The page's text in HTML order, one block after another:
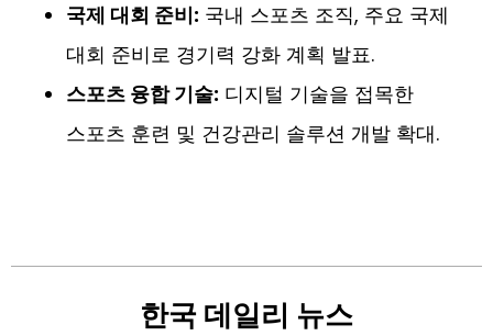
국제 대회 준비: 국내 스포츠 조직, 주요 국제
대회 준비로 경기력 강화 계획 발표.
스포츠 융합 기술: 디지털 기술을 접목한
스포츠 훈련 및 건강관리 솔루션 개발 확대.
한국 데일리 뉴스